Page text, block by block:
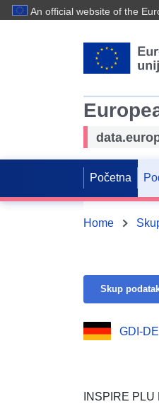
An official website of the
Početna
Home
Skup
GDI-DE
INSPIRE